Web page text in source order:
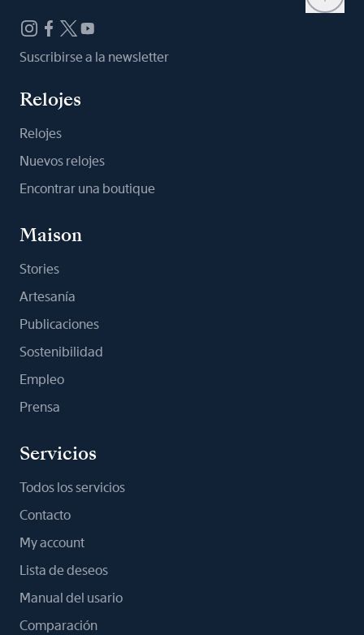
Suscribirse a la newsletter
Relojes
Relojes
Nuevos relojes
Encontrar una boutique
Maison
Stories
Artesanía
Publicaciones
Sostenibilidad
Empleo
Prensa
Servicios
Todos los servicios
Contacto
My account
Lista de deseos
Manual del usario
Comparación